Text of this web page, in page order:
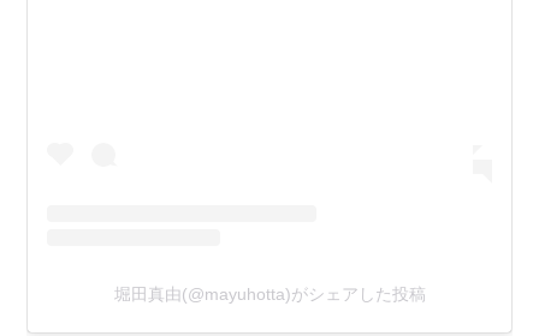
堀田真由(@mayuhotta)がシェアした投稿